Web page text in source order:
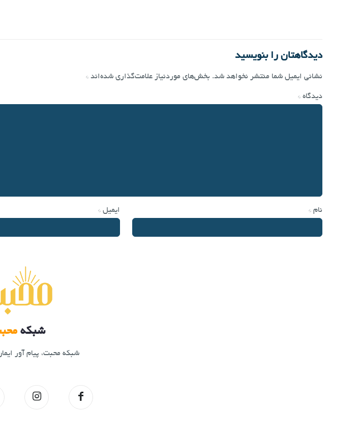
دیدگاهتان را بنویسید
نشانی ایمیل شما منتشر نخواهد شد. بخش‌های موردنیاز علامت‌گذاری شده‌اند *
دیدگاه *
نام * ایمیل*
شبکه
شبکه محبت، پیام آور